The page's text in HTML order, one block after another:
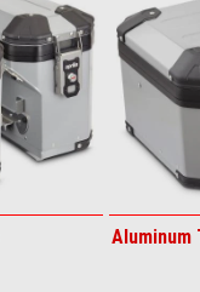
Aluminum